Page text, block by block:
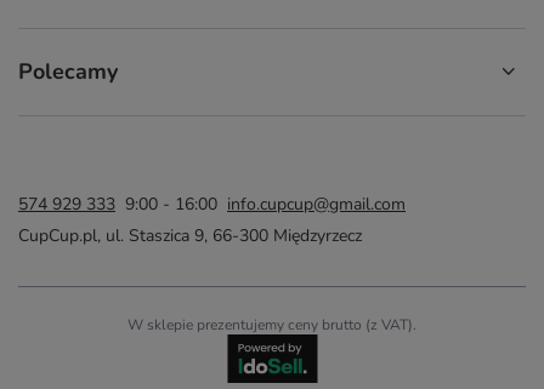
Polecamy
574 929 333 9:00 - 16:00 info.cupcup@gmail.com
CupCup.pl, ul. Staszica 9, 66-300 Międzyrzecz
W sklepie prezentujemy ceny brutto (z VAT).